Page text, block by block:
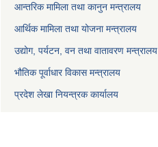
आन्तरिक मामिला तथा कानुन मन्त्रालय
आर्थिक मामिला तथा योजना मन्त्रालय
उद्योग, पर्यटन, वन तथा वातावरण मन्त्रालय
भौतिक पूर्वाधार विकास मन्त्रालय
प्रदेश लेखा नियन्त्रक कार्यालय